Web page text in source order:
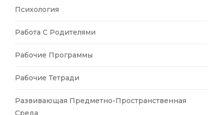
Психология
Работа С Родителями
Рабочие Программы
Рабочие Тетради
Развивающая Предметно-Пространственная
Среда